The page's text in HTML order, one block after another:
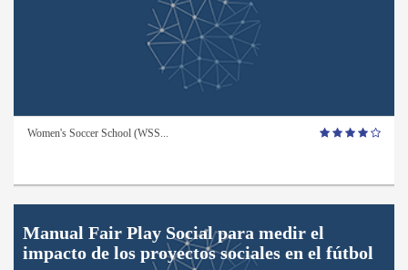
Women's Soccer School (WSS...
Manual Fair Play Social para medir el
impacto de los proyectos sociales en el fútbol